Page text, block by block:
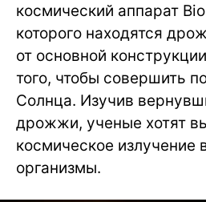
космический аппарат
которого находятся
от основной
того, чтобы совершить
Солнца. Изучив
дрожжи, ученые хотят
космическое излучение
организмы.